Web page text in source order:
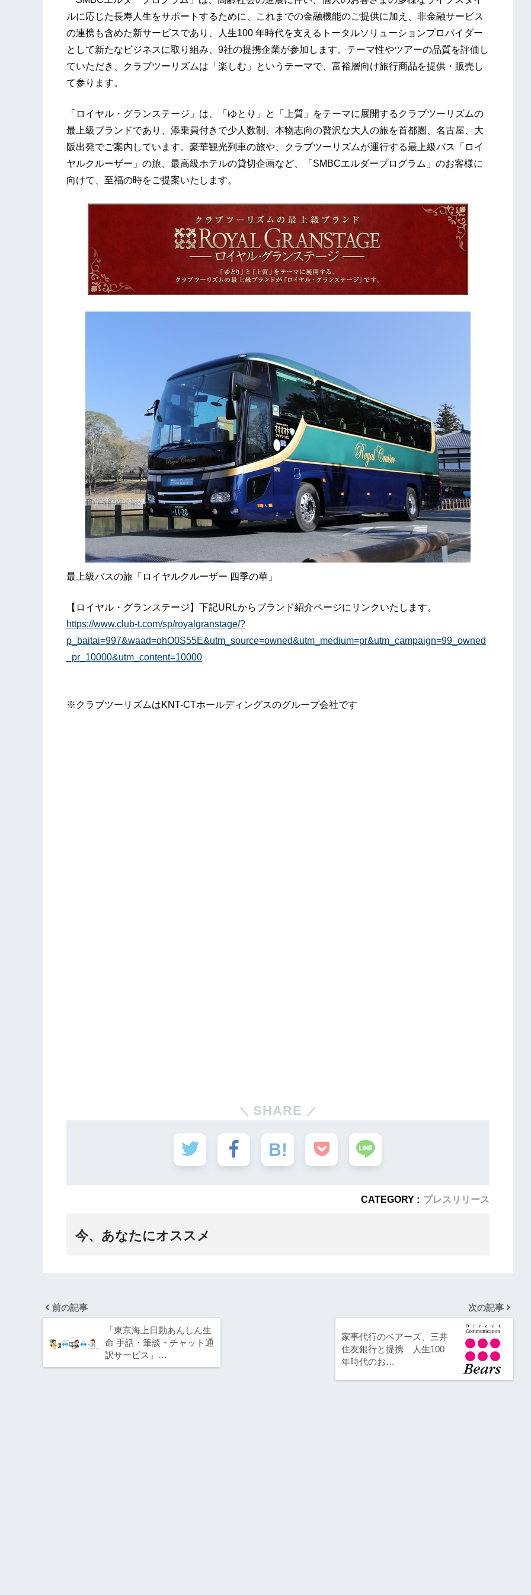
ルに応じた長寿人生をサポートするために、これまでの金融機能のご提供に加え、非金融サービス
の連携も含めた新サービスであり、人生100 年時代を支えるトータルソリューションプロバイダー
として新たなビジネスに取り組み、9社の提携企業が参加します。テーマ性やツアーの品質を評価し
ていただき、クラブツーリズムは「楽しむ」というテーマで、富裕層向け旅行商品を提供・販売し
て参ります。
「ロイヤル・グランステージ」は、「ゆとり」と「上質」をテーマに展開するクラブツーリズムの
最上級ブランドであり、添乗員付きで少人数制、本物志向の贅沢な大人の旅を首都圏、名古屋、大
阪出発でご案内しています。豪華観光列車の旅や、クラブツーリズムが運行する最上級バス「ロイ
ヤルクルーザー」の旅、最高級ホテルの貸切企画など、「SMBCエルダープログラム」のお客様に
向けて、至福の時をご提案いたします。
最上級バスの旅「ロイヤルクルーザー 四季の華」
【ロイヤル・グランステージ】下記URLからブランド紹介ページにリンクいたします。
https://www.club-t.com/sp/royalgranstage/?
p_baitai=997&waad=ohO0S55E&utm_source=owned&utm_medium=pr&utm_campaign=99_owned
_pr_10000&utm_content=10000
※クラブツーリズムはKNT-CTホールディングスのグループ会社です
SHARE
CATEGORY : プレスリリース
今、あなたにオススメ
前の記事
「東京海上日動あんしん生
命 手話・筆談・チャット通
訳サービス」…
次の記事
家事代行のベアーズ、三井
住友銀行と提携 人生100
年時代のお…